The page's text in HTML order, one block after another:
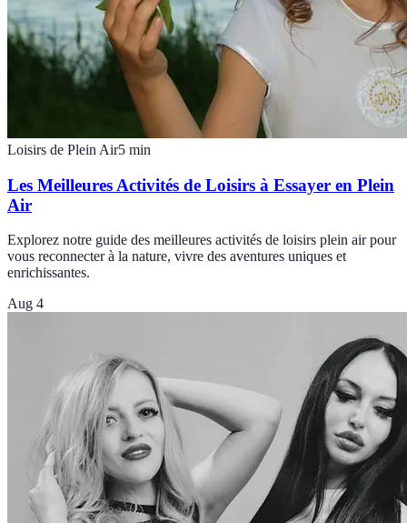
Loisirs de Plein Air5 min
Les Meilleures Activités de Loisirs à Essayer en Plein
Air
Explorez notre guide des meilleures activités de loisirs plein air pour
vous reconnecter à la nature, vivre des aventures uniques et
enrichissantes.
Aug 4